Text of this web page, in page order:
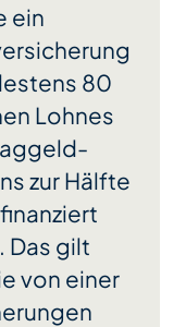
ein
80
Lohnes
zur Hälfte
Das gilt
von einer